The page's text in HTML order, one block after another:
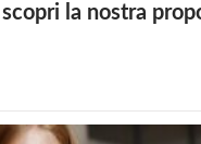
la nostra